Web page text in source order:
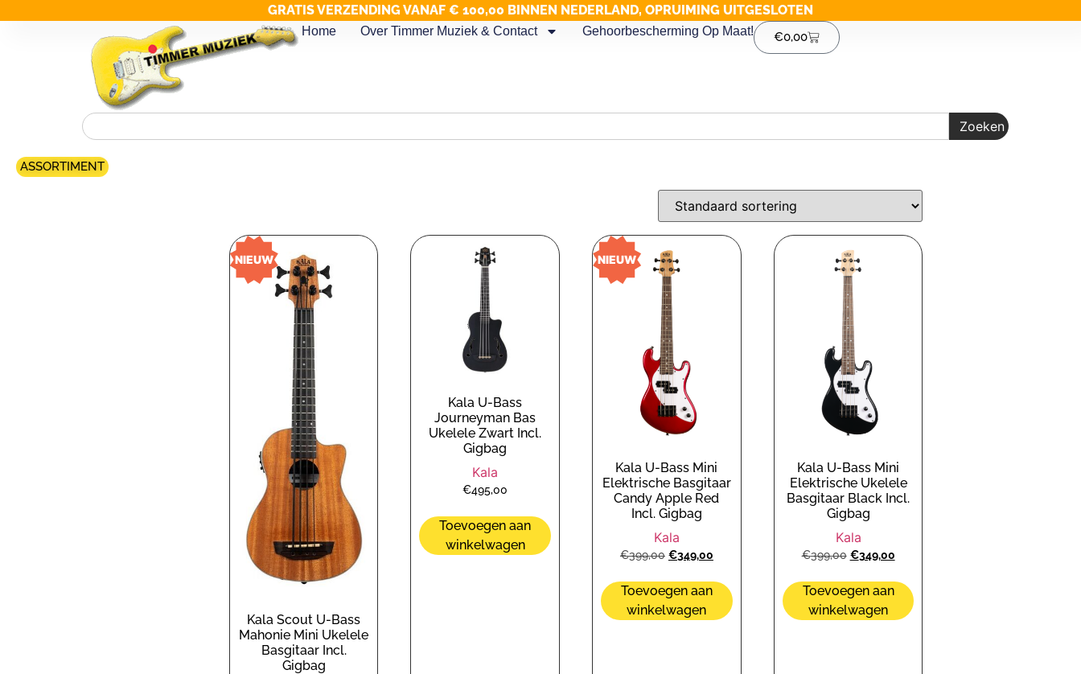
GRATIS VERZENDING VANAF € 100,00 BINNEN NEDERLAND, OPRUIMING UITGESLOTEN
Home Over Timmer Muziek & Contact Gehoorbescherming Op Maat! €0,00
Zoeken
ASSORTIMENT
NIEUW
Kala Scout U-Bass
Mahonie Mini Ukelele
Basgitaar Incl.
Gigbag
Kala U-Bass
Journeyman Bas
Ukelele Zwart Incl.
Gigbag
Kala
€495,00
Toevoegen aan
winkelwagen
NIEUW
Kala U-Bass Mini
Elektrische Basgitaar
Candy Apple Red
Incl. Gigbag
Kala
€399,00 €349,00
Toevoegen aan
winkelwagen
Kala U-Bass Mini
Elektrische Ukelele
Basgitaar Black Incl.
Gigbag
Kala
€399,00 €349,00
Toevoegen aan
winkelwagen